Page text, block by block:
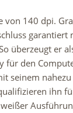
von 140 dpi.
überzeugt er
für den
seinem
ihn